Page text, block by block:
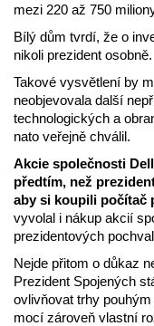
mezi 220 až 750
Bílý dům tvrdí, že o
nikoli prezident osobně.
Takové vysvětlení by
neobjevovala další
technologických a
nato veřejně chválil.
Akcie společnosti
předtím, než
aby si koupili počítač
vyvolal i nákup akcií
prezidentových
Nejde přitom o důkaz
Prezident Spojených
ovlivňovat trhy
mocí zároveň vlastní